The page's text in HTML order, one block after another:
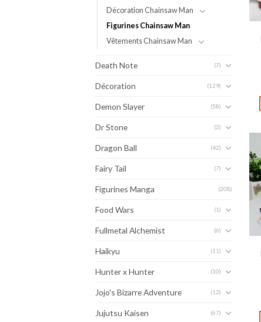
Décoration Chainsaw Man
Figurines Chainsaw Man
Vêtements Chainsaw Man
Death Note (7)
Décoration (129)
Demon Slayer (58)
Dr Stone (2)
Dragon Ball (42)
Fairy Tail (7)
Figurines Manga (208)
Food Wars (1)
Fullmetal Alchemist (6)
Haikyu (11)
Hunter x Hunter (10)
Jojo's Bizarre Adventure (12)
Jujutsu Kaisen (67)